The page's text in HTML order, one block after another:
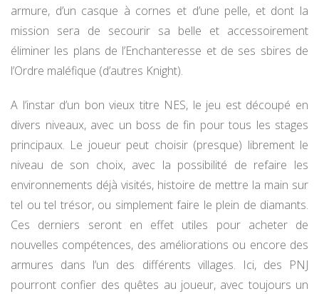
armure, d’un casque à cornes et d’une pelle, et dont la
mission sera de secourir sa belle et accessoirement
éliminer les plans de l’Enchanteresse et de ses sbires de
l’Ordre maléfique (d’autres Knight).
A l’instar d’un bon vieux titre NES, le jeu est découpé en
divers niveaux, avec un boss de fin pour tous les stages
principaux. Le joueur peut choisir (presque) librement le
niveau de son choix, avec la possibilité de refaire les
environnements déjà visités, histoire de mettre la main sur
tel ou tel trésor, ou simplement faire le plein de diamants.
Ces derniers seront en effet utiles pour acheter de
nouvelles compétences, des améliorations ou encore des
armures dans l’un des différents villages. Ici, des PNJ
pourront confier des quêtes au joueur, avec toujours un